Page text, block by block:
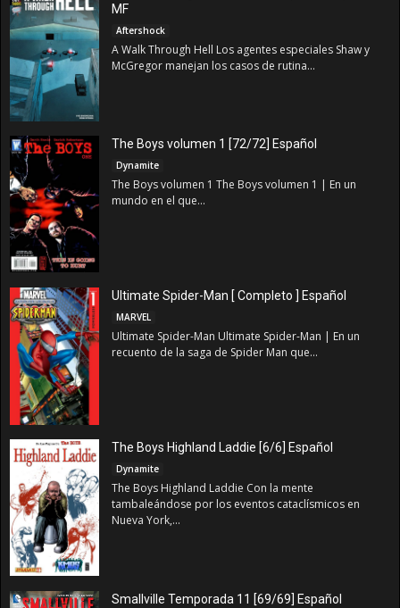
MF
Aftershock
A Walk Through Hell Los agentes especiales Shaw y
McGregor manejan los casos de rutina...
The Boys volumen 1 [72/72] Español
Dynamite
The Boys volumen 1 The Boys volumen 1 | En un
mundo en el que...
Ultimate Spider-Man [ Completo ] Español
MARVEL
Ultimate Spider-Man Ultimate Spider-Man | En un
recuento de la saga de Spider Man que...
The Boys Highland Laddie [6/6] Español
Dynamite
The Boys Highland Laddie Con la mente
tambaleándose por los eventos cataclísmicos en
Nueva York,...
Smallville Temporada 11 [69/69] Español